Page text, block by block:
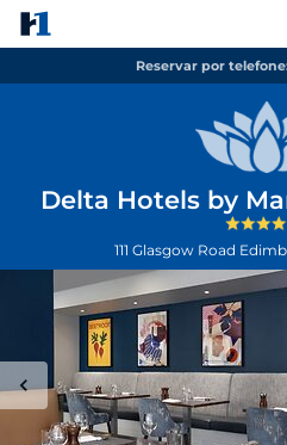
Reservar por
Delta Hotels by
111 Glasgow Road